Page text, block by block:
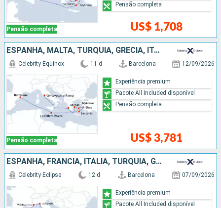
Pensão completa US$ 1,708
Pensão completa
ESPANHA, MALTA, TURQUIA, GRÉCIA, ITÁLIA
Pensão completa
Celebrity Equinox 11 d Barcelona 12/09/2026
US$ 3,781
Experiência premium
Pacote All Included disponível
Pensão completa
ESPANHA, FRANCIA, ITÁLIA, TURQUIA, GRÉCIA
Celebrity Eclipse 12 d Barcelona 07/09/2026
Experiência premium
Pacote All Included disponível